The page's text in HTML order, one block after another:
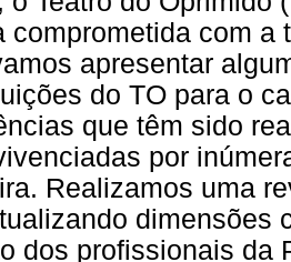
comprometida com a
apresentar
do TO para o
que têm sido
por
Realizamos uma
dimensões
dos profissionais da